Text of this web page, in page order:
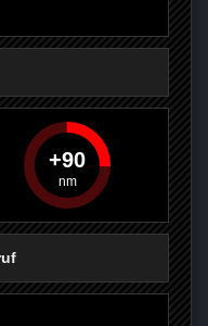
90